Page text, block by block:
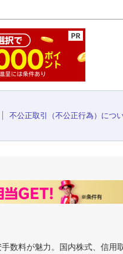
不公正取引（不公正行為）につ
数料が魅力。国内株式、信用